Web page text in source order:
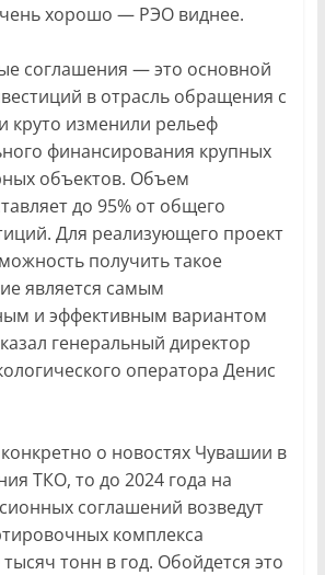
хорошо — РЭО виднее.
соглашения — это основной
в отрасль обращения с
круто изменили рельеф
финансирования крупных
объектов. Объем
до 95% от общего
Для реализующего проект
получить такое
является самым
и эффективным вариантом
генеральный директор
оператора Денис
о новостях Чувашии в
ТКО, то до 2024 года на
соглашений возведут
комплекса
тонн в год. Обойдется это